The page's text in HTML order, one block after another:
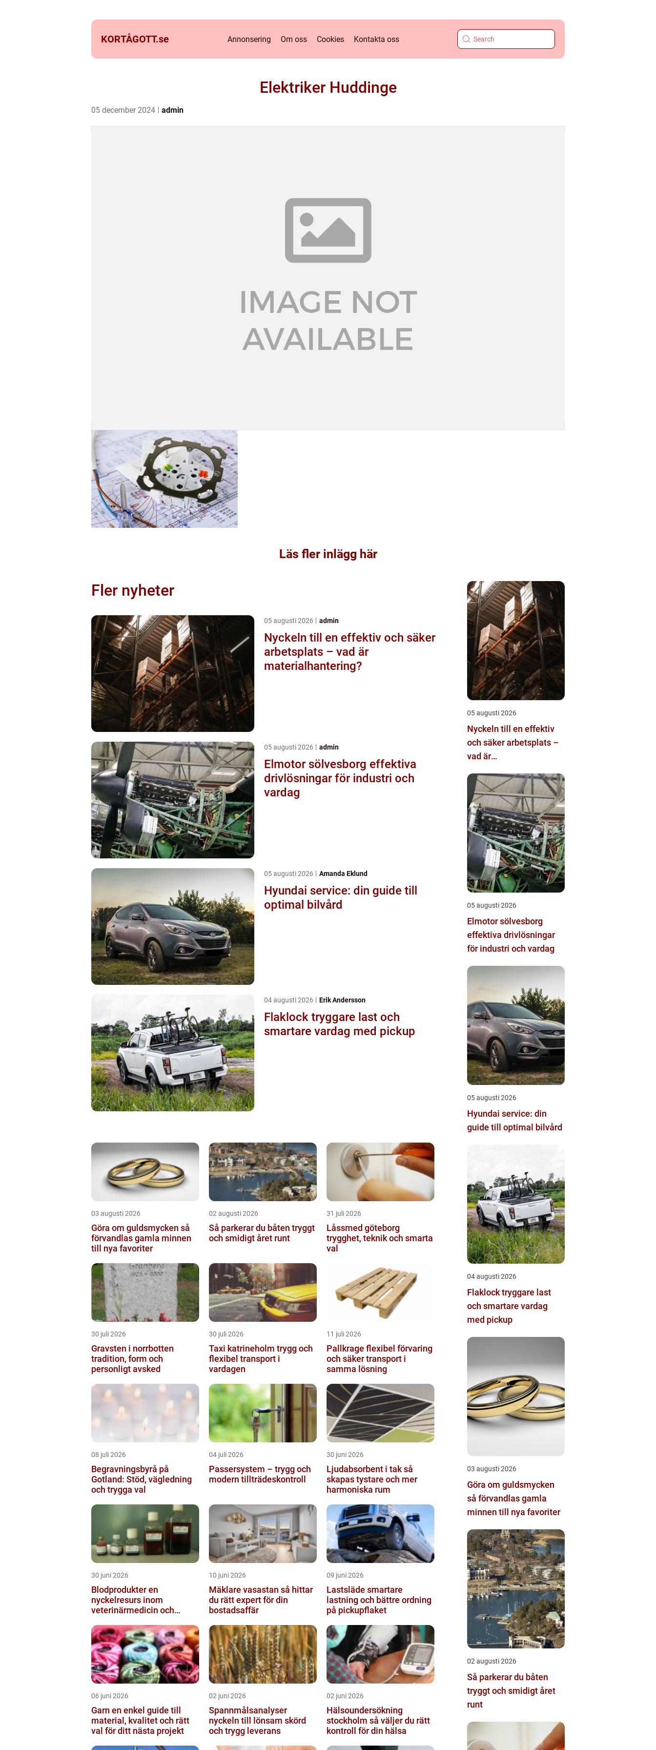
KORTÅGOTT.se Annonsering Om oss Cookies Kontakta oss
Elektriker Huddinge
05 december 2024 admin
Läs fler inlägg här
Fler nyheter
05 augusti 2026 admin
Nyckeln till en effektiv och säker
arbetsplats – vad är
materialhantering?
05 augusti 2026 admin
Elmotor sölvesborg effektiva
drivlösningar för industri och
vardag
05 augusti 2026 Amanda Eklund
Hyundai service: din guide till
optimal bilvård
04 augusti 2026 Erik Andersson
Flaklock tryggare last och
smartare vardag med pickup
03 augusti 2026
Göra om guldsmycken så
förvandlas gamla minnen
till nya favoriter
02 augusti 2026
Så parkerar du båten tryggt
och smidigt året runt
31 juli 2026
Låssmed göteborg
trygghet, teknik och smarta
val
30 juli 2026
Gravsten i norrbotten
tradition, form och
personligt avsked
30 juli 2026
Taxi katrineholm trygg och
flexibel transport i
vardagen
11 juli 2026
Pallkrage flexibel förvaring
och säker transport i
samma lösning
08 juli 2026
Begravningsbyrå på
Gotland: Stöd, vägledning
och trygga val
04 juli 2026
Passersystem – trygg och
modern tillträdeskontroll
30 juni 2026
Ljudabsorbent i tak så
skapas tystare och mer
harmoniska rum
30 juni 2026
Blodprodukter en
nyckelresurs inom
veterinärmedicin och
10 juni 2026
Mäklare vasastan så hittar
du rätt expert för din
bostadsaffär
09 juni 2026
Lastsläde smartare
lastning och bättre ordning
på pickupflaket
06 juni 2026
Garn en enkel guide till
material, kvalitet och rätt
val för ditt nästa projekt
02 juni 2026
Spannmålsanalyser
nyckeln till lönsam skörd
och trygg leverans
02 juni 2026
Hälsoundersökning
stockholm så väljer du rätt
kontroll för din hälsa
05 augusti 2026
Nyckeln till en effektiv
och säker arbetsplats –
vad är
05 augusti 2026
Elmotor sölvesborg
effektiva drivlösningar
för industri och vardag
05 augusti 2026
Hyundai service: din
guide till optimal bilvård
04 augusti 2026
Flaklock tryggare last
och smartare vardag
med pickup
03 augusti 2026
Göra om guldsmycken
så förvandlas gamla
minnen till nya favoriter
02 augusti 2026
Så parkerar du båten
tryggt och smidigt året
runt